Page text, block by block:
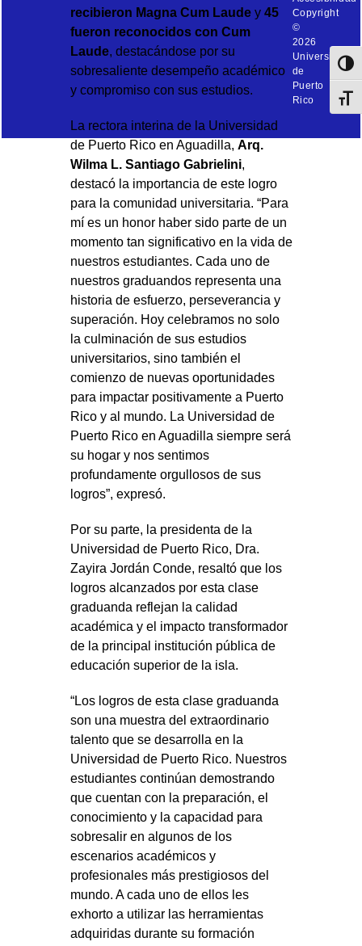
recibieron Magna Cum Laudey 45
fueron reconocidos con Cum
Laude, destacándose por su
sobresaliente desempeño académico
y compromiso con sus estudios.
La rectora interina de la Universidad
de Puerto Rico en Aguadilla, Arq.
Wilma L. Santiago Gabrielini,
destacó la importancia de este logro
para la comunidad universitaria. “Para
mí es un honor haber sido parte de un
momento tan significativo en la vida de
nuestros estudiantes. Cada uno de
nuestros graduandos representa una
historia de esfuerzo, perseverancia y
superación. Hoy celebramos no solo
la culminación de sus estudios
universitarios, sino también el
comienzo de nuevas oportunidades
para impactar positivamente a Puerto
Rico y al mundo. La Universidad de
Puerto Rico en Aguadilla siempre será
su hogar y nos sentimos
profundamente orgullosos de sus
logros”, expresó.
Por su parte, la presidenta de la
Universidad de Puerto Rico, Dra.
Zayira Jordán Conde, resaltó que los
logros alcanzados por esta clase
graduanda reflejan la calidad
académica y el impacto transformador
de la principal institución pública de
educación superior de la isla.
“Los logros de esta clase graduanda
son una muestra del extraordinario
talento que se desarrolla en la
Universidad de Puerto Rico. Nuestros
estudiantes continúan demostrando
que cuentan con la preparación, el
conocimiento y la capacidad para
sobresalir en algunos de los
escenarios académicos y
profesionales más prestigiosos del
mundo. A cada uno de ellos les
exhorto a utilizar las herramientas
adquiridas durante su formación
Copyright
©
2026
Universidad
de
Puerto
Rico